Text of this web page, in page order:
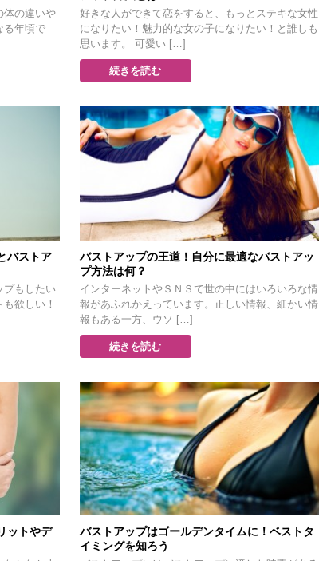
好きな人ができて恋をすると、もっとステキな女性
になりたい！魅力的な女の子になりたい！と誰しも
思います。 可愛い […]
続きを読む
体の違いや
る年頃で
バストア
プもしたい
欲しい！
バストアップの王道！自分に最適なバストアッ
プ方法は何？
インターネットやＳＮＳで世の中にはいろいろな情
報があふれかえっています。正しい情報、細かい情
報もある一方、ウソ […]
続きを読む
バストアップはゴールデンタイムに！ベストタ
イミングを知ろう
ットやデ